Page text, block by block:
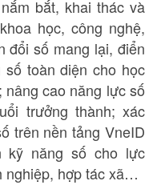
bắt, khai thác và
học, công nghệ,
đổi số mang lại, điển
toàn diện cho học
cao năng lực số
trưởng thành; xác
trên nền tảng VneID
kỹ năng số cho lực
nghiệp, hợp tác xã…